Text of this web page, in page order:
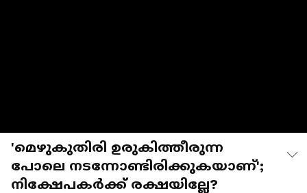
'മെഴുകുതിരി ഉരുകിത്തീരുന്ന
പോലെ നടന്നോണ്ടിരിക്കുകയാണ്';
നിക്ഷേപകർക്ക് രക്ഷയില്ലേ?